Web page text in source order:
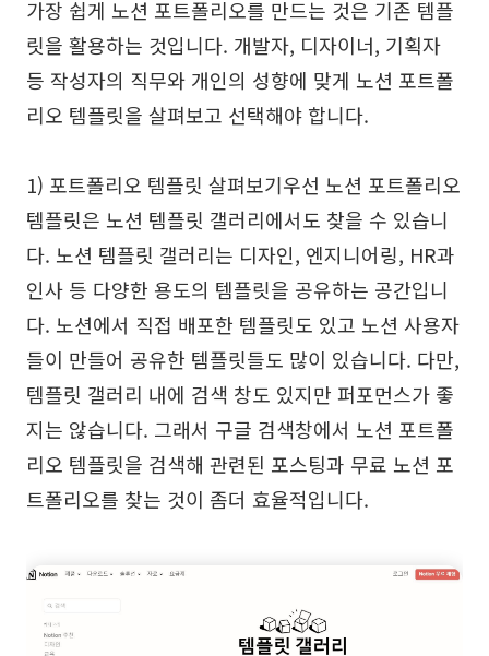
가장 쉽게 노션 포트폴리오를 만드는 것은 기존 템플
릿을 활용하는 것입니다. 개발자, 디자이너, 기획자
등 작성자의 직무와 개인의 성향에 맞게 노션 포트폴
리오 템플릿을 살펴보고 선택해야 합니다.
1) 포트폴리오 템플릿 살펴보기우선 노션 포트폴리오
템플릿은 노션 템플릿 갤러리에서도 찾을 수 있습니
다. 노션 템플릿 갤러리는 디자인, 엔지니어링, HR과
인사 등 다양한 용도의 템플릿을 공유하는 공간입니
다. 노션에서 직접 배포한 템플릿도 있고 노션 사용자
들이 만들어 공유한 템플릿들도 많이 있습니다. 다만,
템플릿 갤러리 내에 검색 창도 있지만 퍼포먼스가 좋
지는 않습니다. 그래서 구글 검색창에서 노션 포트폴
리오 템플릿을 검색해 관련된 포스팅과 무료 노션 포
트폴리오를 찾는 것이 좀더 효율적입니다.